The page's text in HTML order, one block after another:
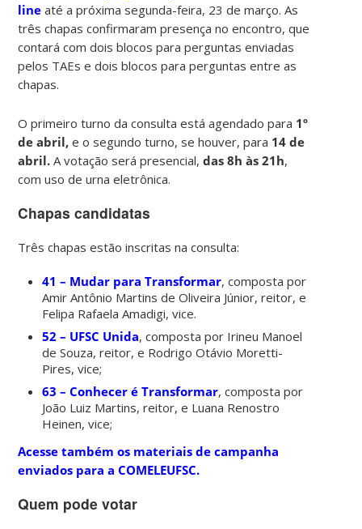
line até a próxima segunda-feira, 23 de março. As
três chapas confirmaram presença no encontro, que
contará com dois blocos para perguntas enviadas
pelos TAEs e dois blocos para perguntas entre as
chapas.
O primeiro turno da consulta está agendado para 1º
de abril,e o segundo turno, se houver, para 14 de
abril. A votação será presencial,das 8h às 21h,
com uso de urna eletrônica.
Chapas candidatas
Três chapas estão inscritas na consulta:
41 – Mudar para Transformar, composta por
Amir Antônio Martins de Oliveira Júnior, reitor, e
Felipa Rafaela Amadigi, vice.
52 – UFSC Unida, composta por Irineu Manoel
de Souza, reitor, e Rodrigo Otávio Moretti-
Pires, vice;
63 – Conhecer é Transformar, composta por
João Luiz Martins, reitor, e Luana Renostro
Heinen, vice;
Acesse também os materiais de campanha
enviados para a COMELEUFSC.
Quem pode votar